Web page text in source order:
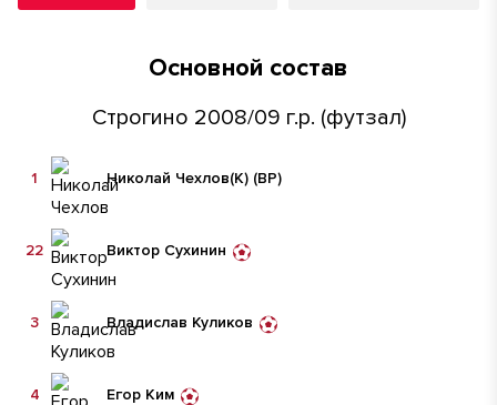
Основной состав
Строгино 2008/09 г.р. (футзал)
Николай Чехлов(К) (ВР)
1
Виктор Сухинин
22
Владислав Куликов
3
Егор Ким
4